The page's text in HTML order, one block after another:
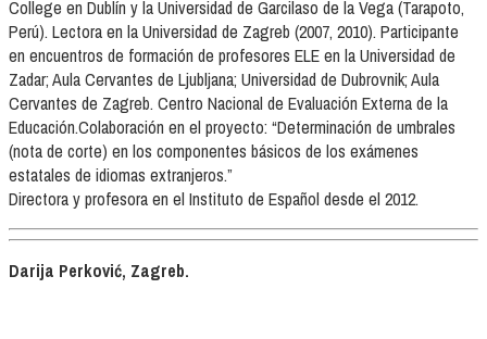
College en Dublín y la Universidad de Garcilaso de la Vega (Tarapoto,
Perú). Lectora en la Universidad de Zagreb (2007, 2010). Participante
en encuentros de formación de profesores ELE en la Universidad de
Zadar; Aula Cervantes de Ljubljana; Universidad de Dubrovnik; Aula
Cervantes de Zagreb. Centro Nacional de Evaluación Externa de la
Educación.Colaboración en el proyecto: “Determinación de umbrales
(nota de corte) en los componentes básicos de los exámenes
estatales de idiomas extranjeros.”
Directora y profesora en el Instituto de Español desde el 2012.
Darija Perković, Zagreb.